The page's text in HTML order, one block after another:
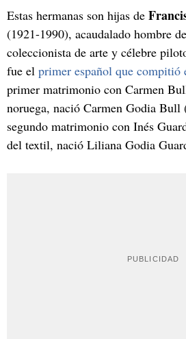
Estas hermanas son hijas de
(1921-1990), acaudalado hombre
coleccionista de arte y célebre
fue el primer español que compitió
primer matrimonio con Carmen
noruega, nació Carmen Godia Bull
segundo matrimonio con Inés
del textil, nació Liliana Godia